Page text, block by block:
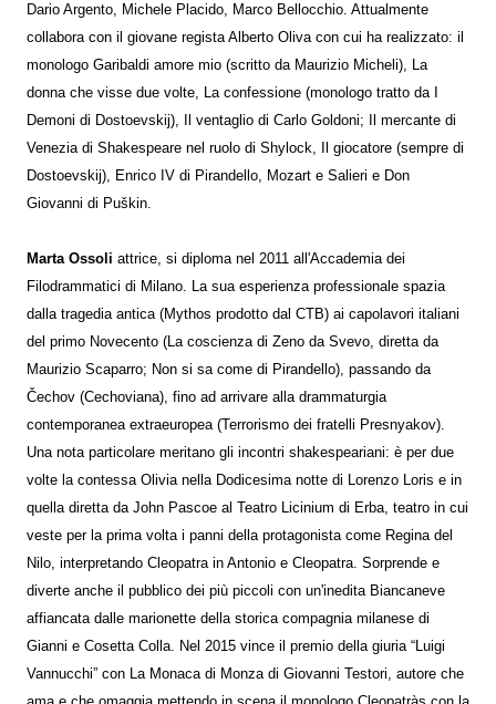
Dario Argento, Michele Placido, Marco Bellocchio. Attualmente
collabora con il giovane regista Alberto Oliva con cui ha realizzato: il
monologo Garibaldi amore mio (scritto da Maurizio Micheli), La
donna che visse due volte, La confessione (monologo tratto da I
Demoni di Dostoevskij), Il ventaglio di Carlo Goldoni; Il mercante di
Venezia di Shakespeare nel ruolo di Shylock, Il giocatore (sempre di
Dostoevskij), Enrico IV di Pirandello, Mozart e Salieri e Don
Giovanni di Puškin.
Marta Ossoli attrice, si diploma nel 2011 all'Accademia dei
Filodrammatici di Milano. La sua esperienza professionale spazia
dalla tragedia antica (Mythos prodotto dal CTB) ai capolavori italiani
del primo Novecento (La coscienza di Zeno da Svevo, diretta da
Maurizio Scaparro; Non si sa come di Pirandello), passando da
Čechov (Cechoviana), fino ad arrivare alla drammaturgia
contemporanea extraeuropea (Terrorismo dei fratelli Presnyakov).
Una nota particolare meritano gli incontri shakespeariani: è per due
volte la contessa Olivia nella Dodicesima notte di Lorenzo Loris e in
quella diretta da John Pascoe al Teatro Licinium di Erba, teatro in cui
veste per la prima volta i panni della protagonista come Regina del
Nilo, interpretando Cleopatra in Antonio e Cleopatra. Sorprende e
diverte anche il pubblico dei più piccoli con un'inedita Biancaneve
affiancata dalle marionette della storica compagnia milanese di
Gianni e Cosetta Colla. Nel 2015 vince il premio della giuria “Luigi
Vannucchi” con La Monaca di Monza di Giovanni Testori, autore che